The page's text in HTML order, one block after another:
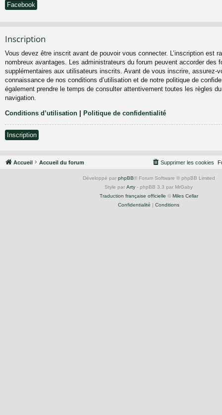
Facebook
Inscription
Vous devez être inscrit avant de pouvoir vous connecter. L’inscription est
nombreux avantages. Les administrateurs du forum peuvent accorder des
supplémentaires aux utilisateurs inscrits. Avant de vous inscrire, assurez-
connaissance de nos conditions d’utilisation et de notre politique de
également prendre le temps de consulter attentivement toutes les règles
navigation.
Conditions d’utilisation | Politique de confidentialité
Inscription
Accueil Accueil du forum Supprimer les cookies
Développé par phpBB® Forum Software © phpBB Limited
Style par Arty - phpBB 3.3 par MrGaby
Traduction française officielle © Miles Cellar
Confidentialité | Conditions